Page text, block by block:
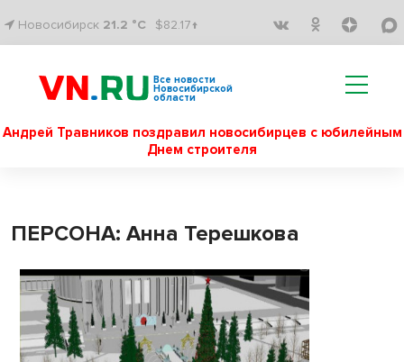
Новосибирск 21.2 °C $82.17↑
Все новости
Новосибирской
области
Андрей Травников поздравил новосибирцев с юбилейным
Днем строителя
ПЕРСОНА: Анна Терешкова